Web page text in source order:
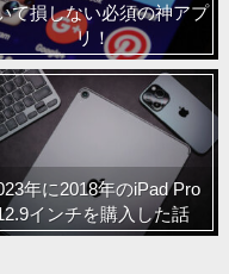
て損しない必須の神アプ
リ！
年に2018年のiPad Pro
インチを購入した話